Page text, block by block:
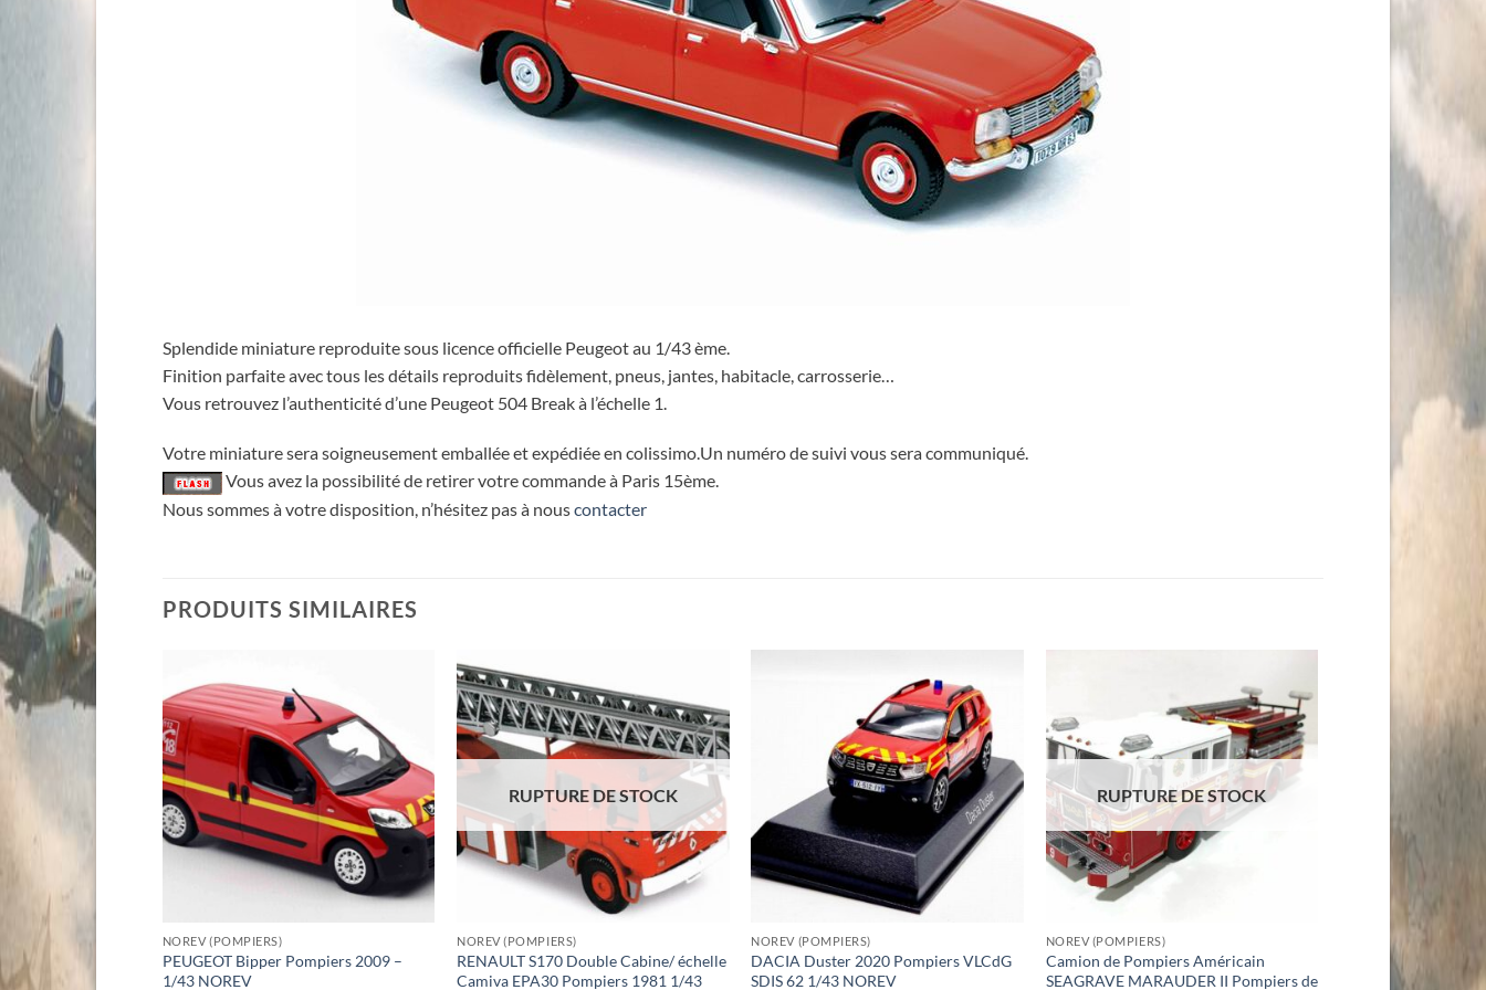
Splendide miniature reproduite sous licence officielle Peugeot au 1/43 ème.
Finition parfaite avec tous les détails reproduits fidèlement, pneus, jantes, habitacle, carrosserie…
Vous retrouvez l’authenticité d’une Peugeot 504 Break à l’échelle 1.
Votre miniature sera soigneusement emballée et expédiée en colissimo.Un numéro de suivi vous sera communiqué.
Vous avez la possibilité de retirer votre commande à Paris 15ème.
Nous sommes à votre disposition, n’hésitez pas à nouscontacter
PRODUITS SIMILAIRES
NOREV (POMPIERS)
PEUGEOT Bipper Pompiers 2009 –
1/43 NOREV
RUPTURE DE STOCK
NOREV (POMPIERS)
RENAULT S170 Double Cabine/ échelle
Camiva EPA30 Pompiers 1981 1/43
NOREV (POMPIERS)
DACIA Duster 2020 Pompiers VLCdG
SDIS 62 1/43 NOREV
RUPTURE DE STOCK
NOREV (POMPIERS)
Camion de Pompiers Américain
SEAGRAVE MARAUDER II Pompiers de